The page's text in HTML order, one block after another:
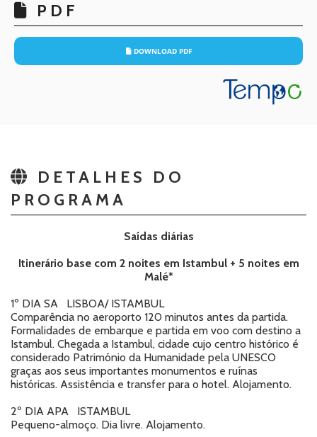
PDF
DOWNLOAD PDF
DETALHES DO
PROGRAMA
Saídas diárias
Itinerário base com 2 noites em Istambul + 5 noites em
Malé*
1º DIA SA
LISBOA/ ISTAMBUL
Comparência no aeroporto 120 minutos antes da partida.
Formalidades de embarque e partida em voo com destino a
Istambul. Chegada a Istambul, cidade cujo centro histórico é
considerado Património da Humanidade pela UNESCO
graças aos seus importantes monumentos e ruínas
históricas. Assistência e transfer para o hotel. Alojamento.
2º DIA APA
ISTAMBUL
Pequeno-almoço. Dia livre. Alojamento.